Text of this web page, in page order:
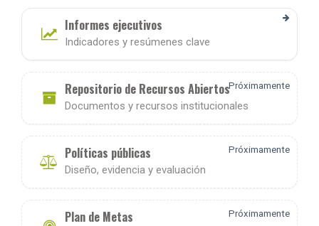
Informes ejecutivos
Indicadores y resúmenes clave
Repositorio de Recursos Abiertos
Documentos y recursos institucionales
Próximamente
Políticas públicas
Diseño, evidencia y evaluación
Próximamente
Plan de Metas Próximamente